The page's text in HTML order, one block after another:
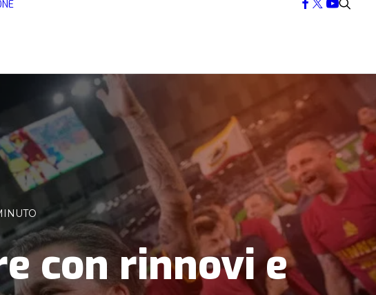
con rinnovi e